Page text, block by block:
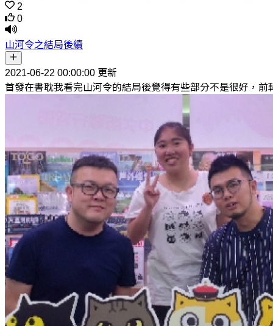
2
0
山河令之結局後續
2021-06-22 00:00:00 更新
首發在書耽我看完山河令的結局後覺得有些部分不是很好，